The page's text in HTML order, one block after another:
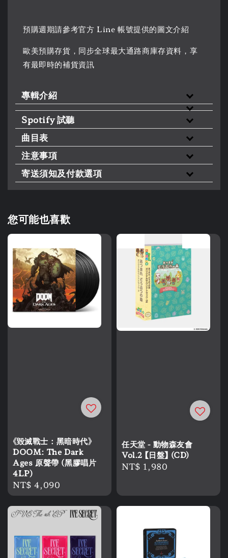
預購週期請參考官方 Line 帳號提供的圖文介紹
歐美預購存貨，同步全球最大通路商庫存資料，享
有最即時的補貨資訊
專輯介紹
Spotify 試聽
曲目表
注意事項
寄送須知及付款選項
您可能也喜歡
《毀滅戰士：黑暗時代》
DOOM: The Dark
Ages 原聲帶 (黑膠唱片
4LP)
Regular
price
NT$ 4,090
任天堂 - 動物森友會
Vol.2 【日盤】 (CD)
Regular
NT$ 1,980